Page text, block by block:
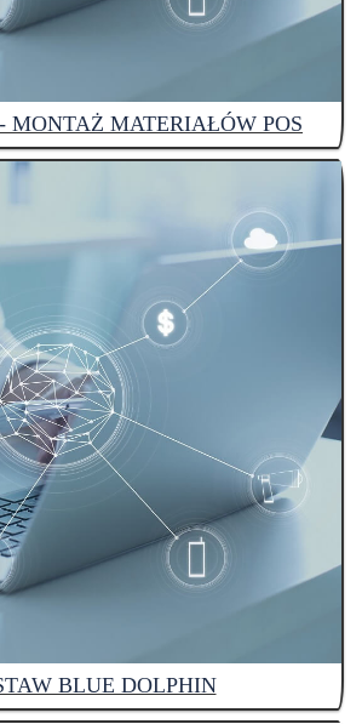
MONTAŻ MATERIAŁÓW POS
BLUE DOLPHIN